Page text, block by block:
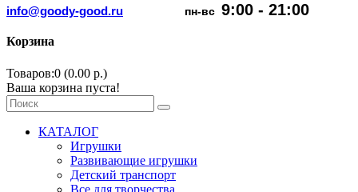
info@goody-good.ru пн-вс 9:00 - 21:00
Корзина
Товаров:0 (0.00 р.)
Ваша корзина пуста!
КАТАЛОГ
Игрушки
Развивающие игрушки
Детский транспорт
Все для творчества